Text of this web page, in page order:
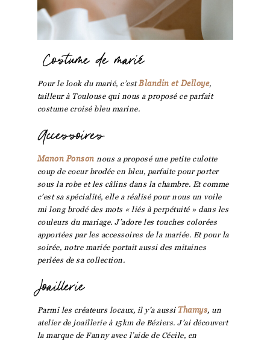
Costume de marié
Pour le look du marié, c’estBlandin et Delloye,
tailleur à Toulouse qui nous a proposé ce parfait
costume croisé bleu marine.
Accessoires
Manon Ponson nous a proposé une petite culotte
coup de coeur brodée en bleu, parfaite pour porter
sous la robe et les câlins dans la chambre. Et comme
c’est sa spécialité, elle a réalisé pour nous un voile
mi long brodé des mots « liés à perpétuité » dans les
couleurs du mariage. J’adore les touches colorées
apportées par les accessoires de la mariée. Et pour la
soirée, notre mariée portait aussi des mitaines
perlées de sa collection.
Joaillerie
Parmi les créateurs locaux, il y’a aussi Thamys, un
atelier de joaillerie à 15km de Béziers. J’ai découvert
la marque de Fanny avec l’aide de Cécile, en